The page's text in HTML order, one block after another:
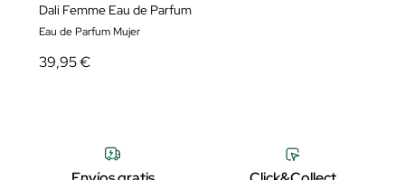
Dali Femme Eau de Parfum
Eau de Parfum Mujer
39,95 €